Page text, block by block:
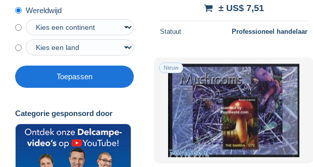
Wereldwijd
Toepassen
Categorie gesponsord door
± US$ 7,51
Statuut Professioneel handelaar
Nieuw